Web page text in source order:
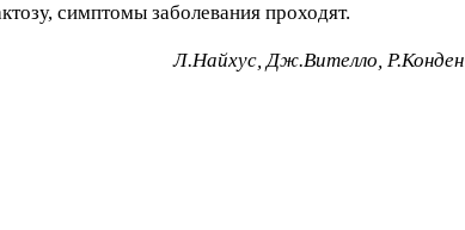
симптомы заболевания проходят.
Л.Найхус, Дж.Вителло, Р.Конден